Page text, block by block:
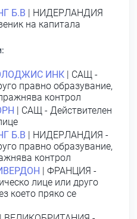
Б.В | НИДЕРЛАНДИЯ
на капитала
ИНК | САЩ -
правно образувание,
контрол
| САЩ - Действителен
Б.В | НИДЕРЛАНДИЯ -
правно образувание,
контрол
| ФРАНЦИЯ -
лице или друго
което пряко се